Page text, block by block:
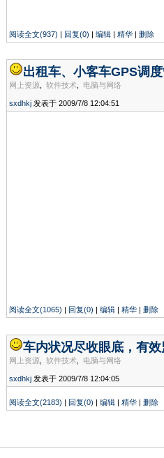
阅读全文(937) | 回复(0) | 编辑 | 精华 | 删除
出租车、小客车GPS调
网上资源 软件技术 电脑与网络
sxdhkj 发表于 2009/7/8 12:04:51
阅读全文(1065) | 回复(0) | 编辑 | 精华 | 删除
车内状况尽收眼底，有
网上资源 软件技术 电脑与网络
sxdhkj 发表于 2009/7/8 12:04:05
阅读全文(2183) | 回复(0) | 编辑 | 精华 | 删除